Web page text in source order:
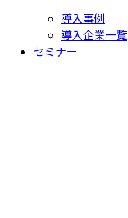
導入事例
導入企業一覧
セミナー